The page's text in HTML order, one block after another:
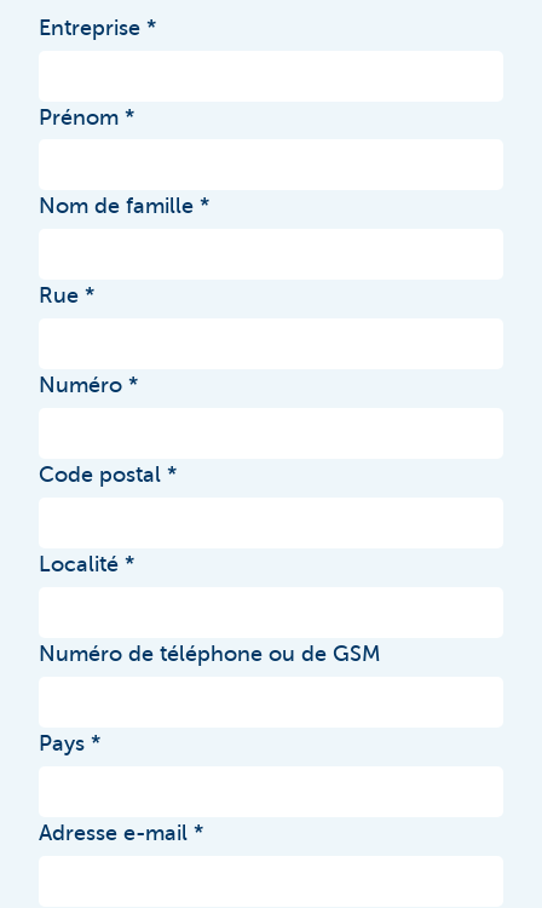
Entreprise
Prénom
Nom de famille
Rue
Numéro
Code postal
Localité
Numéro de téléphone ou de GSM
Pays
Adresse e-mail